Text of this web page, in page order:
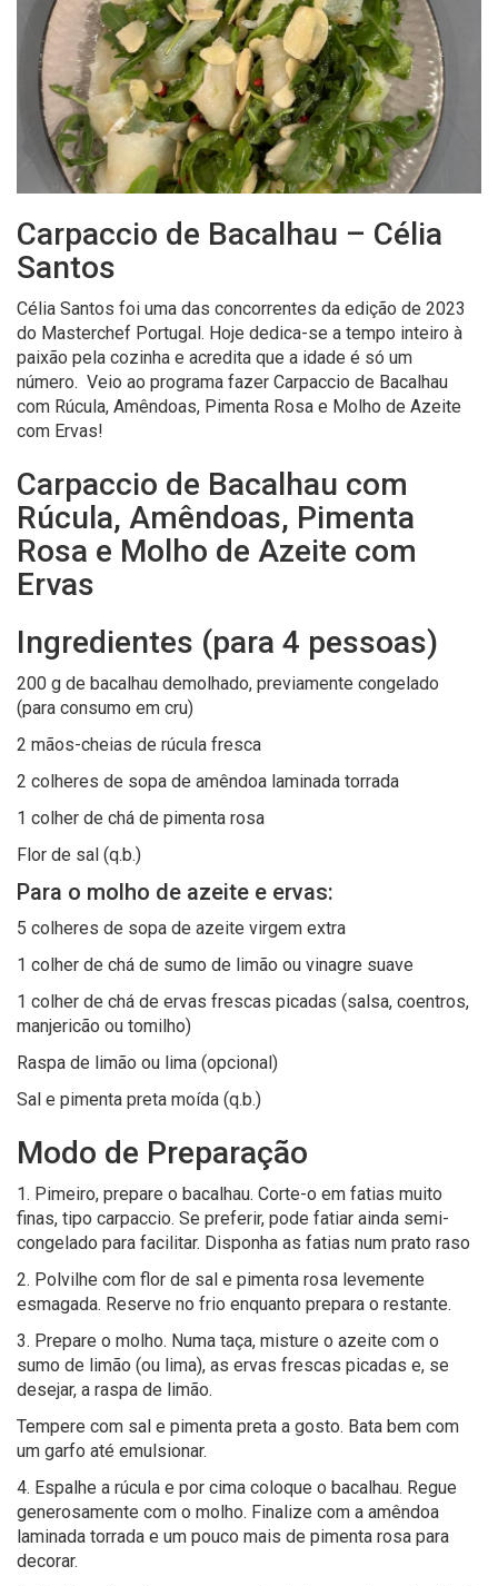
Carpaccio de Bacalhau – Célia
Santos
Célia Santos foi uma das concorrentes da edição de 2023
do Masterchef Portugal. Hoje dedica-se a tempo inteiro à
paixão pela cozinha e acredita que a idade é só um
número. Veio ao programa fazer Carpaccio de Bacalhau
com Rúcula, Amêndoas, Pimenta Rosa e Molho de Azeite
com Ervas!
Carpaccio de Bacalhau com
Rúcula, Amêndoas, Pimenta
Rosa e Molho de Azeite com
Ervas
Ingredientes (para 4 pessoas)
200 g de bacalhau demolhado, previamente congelado
(para consumo em cru)
2 mãos-cheias de rúcula fresca
2 colheres de sopa de amêndoa laminada torrada
1 colher de chá de pimenta rosa
Flor de sal (q.b.)
Para o molho de azeite e ervas:
5 colheres de sopa de azeite virgem extra
1 colher de chá de sumo de limão ou vinagre suave
1 colher de chá de ervas frescas picadas (salsa, coentros,
manjericão ou tomilho)
Raspa de limão ou lima (opcional)
Sal e pimenta preta moída (q.b.)
Modo de Preparação
1. Pimeiro, prepare o bacalhau. Corte-o em fatias muito
finas, tipo carpaccio. Se preferir, pode fatiar ainda semi-
congelado para facilitar. Disponha as fatias num prato raso
2. Polvilhe com flor de sal e pimenta rosa levemente
esmagada. Reserve no frio enquanto prepara o restante.
3. Prepare o molho. Numa taça, misture o azeite com o
sumo de limão (ou lima), as ervas frescas picadas e, se
desejar, a raspa de limão.
Tempere com sal e pimenta preta a gosto. Bata bem com
um garfo até emulsionar.
4. Espalhe a rúcula e por cima coloque o bacalhau. Regue
generosamente com o molho. Finalize com a amêndoa
laminada torrada e um pouco mais de pimenta rosa para
decorar.